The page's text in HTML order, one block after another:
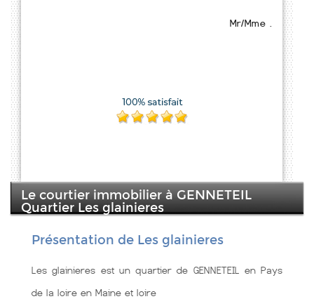
Mr/Mme .
Le courtier immobilier à GENNETEIL
Quartier Les glainieres
Présentation de Les glainieres
Les glainieres est un quartier de GENNETEIL en Pays
de la loire en Maine et loire